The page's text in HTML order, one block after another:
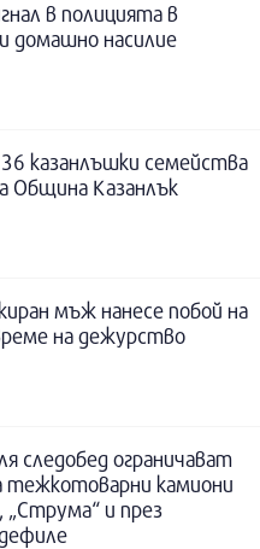
в полицията в
домашно насилие
казанлъшки семейства
Община Казанлък
мъж нанесе побой на
на дежурство
следобед ограничават
тежкотоварни камиони
„Струма“ и през